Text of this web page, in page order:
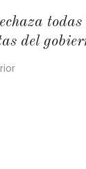
todas
del